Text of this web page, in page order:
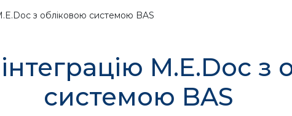
з обліковою системою BAS
M.E.Doc з
системою BAS